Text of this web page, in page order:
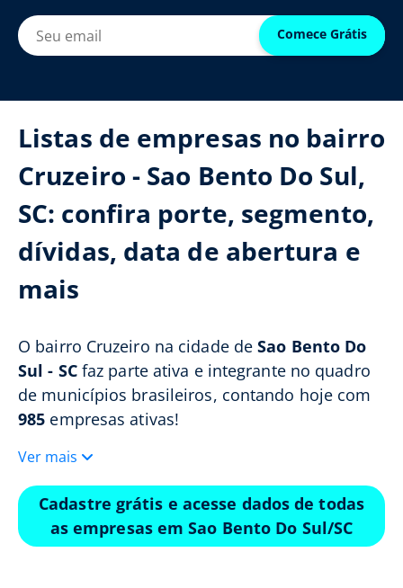
Comece Grátis
Listas de empresas no bairro
Cruzeiro - Sao Bento Do Sul,
SC: confira porte, segmento,
dívidas, data de abertura e
mais
O bairro Cruzeiro na cidade deSao Bento Do
Sul - SCfaz parte ativa e integrante no quadro
de municípios brasileiros, contando hoje com
985 empresas ativas!
Ver mais
Cadastre grátis e acesse dados de todas
as empresas em Sao Bento Do Sul/SC